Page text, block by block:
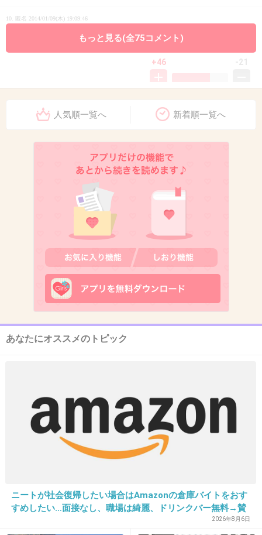
10. 匿名 2014/01/09(木) 19:09:46
どうせＮＨＫの話題作りだよ
+46 -21
2014/01/09(木) 19:10:03
出典：livedoor.blogimg.jp
杏「ごちそうさん」で夫婦役を演じる東出
昌大の実家デートが発覚！
杏「ごちそうさん」で夫婦役を演じる東出昌大の実家デートが発覚！ 撮ら
れたという女性セブンの写真はネットではまだ見つけられないのですが 本
当ならとってもお似合いだと思います！ 落語家の方のブログでは仲良さそ
うな写真も NEWSポストセブン｜『...
しっかりしてそうだし年下の彼氏似合ってる
+222
爽やかカップル！！
もっと見る(全75コメント)
人気順一覧へ 新着順一覧へ
あなたにオススメのトピック
ニートが社会復帰したい場合はAmazonの倉庫バイトをおす
すめしたい…面接なし、職場は綺麗、ドリンクバー無料→賛
否両論、場所によって全然違う「コンビニバイトの方がマ
シ」との声も
2026年8月6日